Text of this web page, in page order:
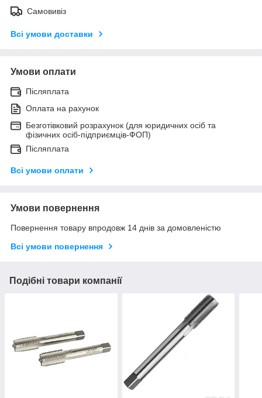
Самовивіз
Всі умови доставки
Умови оплати
Післяплата
Оплата на рахунок
Безготівковий розрахунок (для юридичних осіб та
фізичних осіб-підприємців-ФОП)
Післяплата
Всі умови оплати
Умови повернення
Повернення товару впродовж 14 днів за домовленістю
Всі умови повернення
Подібні товари компанії